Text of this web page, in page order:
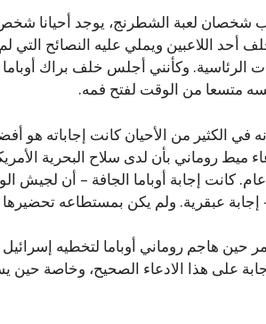
شخصان لعبة الشطرنج، يوجد أحيانا
أحد اللاعبين ويملي عليه النصائح التي لم
الرئاسية. وكأنني أجلس خلف براك
متسعا من الوقت لفتح فمه.
في الكثير من الأحيان كانت إجاباته هو
ميط روماني بأن لدى سلاح البحرية
كانت إجابة أوباما الجافة – أن لجيش
إجابة عبقرية. ولم يكن بمستطاعه
حين هاجم روماني أوباما لتخطيه
على هذا الادعاء الصحيح، وخاصة حين